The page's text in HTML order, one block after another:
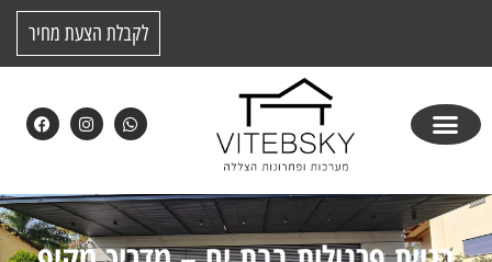
לקבלת הצעת מחיר